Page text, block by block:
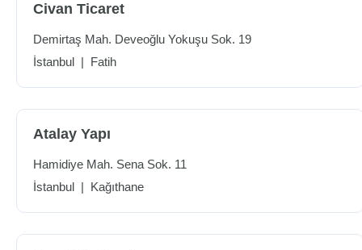
Civan Ticaret
Demirtaş Mah. Deveoğlu Yokuşu Sok. 19
İstanbul | Fatih
Atalay Yapı
Hamidiye Mah. Sena Sok. 11
İstanbul | Kağıthane